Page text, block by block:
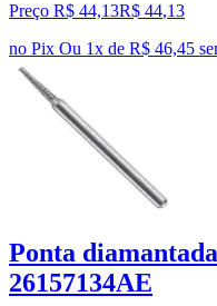
Preço R$ 44,13R$ 44,13
no Pix Ou 1x de R$ 46,45
Ponta
26157134AE